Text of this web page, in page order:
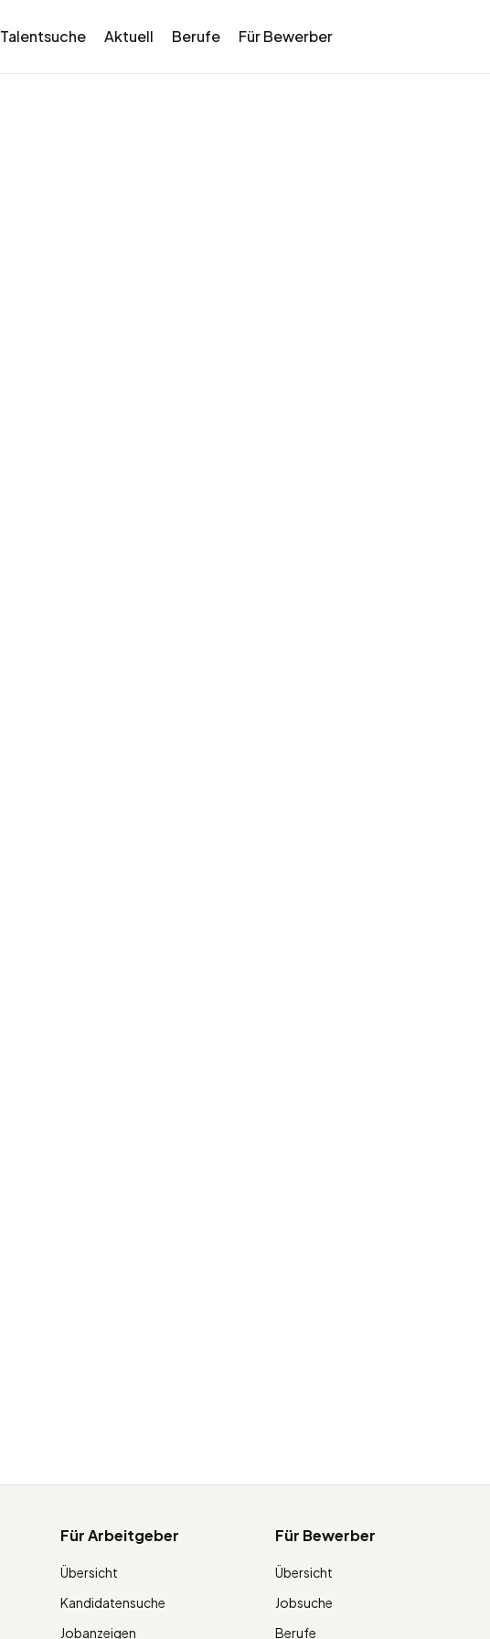
Talentsuche Aktuell Berufe Für Bewerber
Für Arbeitgeber
Übersicht
Kandidatensuche
Jobanzeigen
Für Bewerber
Übersicht
Jobsuche
Berufe